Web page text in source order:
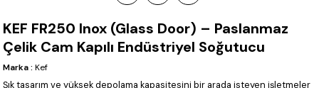
KEF FR250 Inox (Glass Door) – Paslanmaz
Çelik Cam Kapılı Endüstriyel Soğutucu
Marka : Kef
Şık tasarım ve yüksek depolama kapasitesini bir arada isteyen işletmeler